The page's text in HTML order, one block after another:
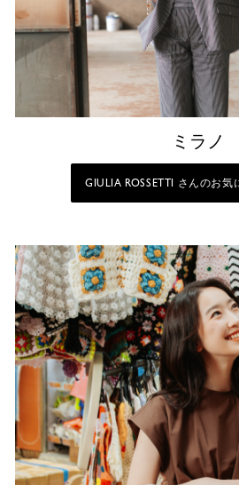
ミラノ
GIULIA ROSSETTI さんのお気